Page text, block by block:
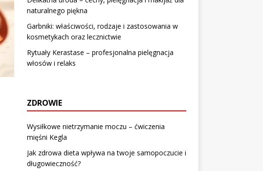
naturalnego piękna
Garbniki: właściwości, rodzaje i zastosowania w
kosmetykach oraz lecznictwie
Rytuały Kerastase – profesjonalna pielęgnacja
włosów i relaks
ZDROWIE
Wysiłkowe nietrzymanie moczu – ćwiczenia
mięśni Kegla
Jak zdrowa dieta wpływa na twoje samopoczucie i
długowieczność?